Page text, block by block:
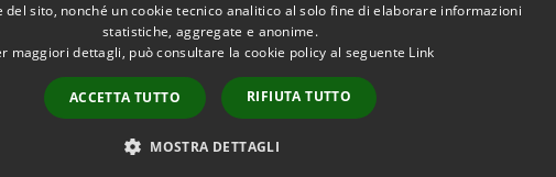
Sitemap Copyright © 2025Autorità di
del sito, nonché un cookie tecnico analitico al solo fine di elaborare informazioni
statistiche, aggregate e anonime.
maggiori dettagli, può consultare la cookie policy al seguente Link
ACCETTA TUTTO RIFIUTA TUTTO
MOSTRA DETTAGLI